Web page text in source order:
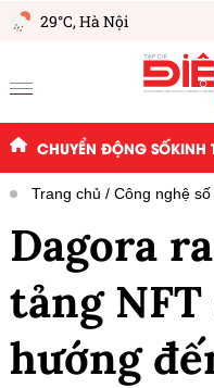
29°C,Hà Nội
CHUYỂN ĐỘNG SỐKINH
Trang chủ Công nghệ số
Dagora
tảng
hướng